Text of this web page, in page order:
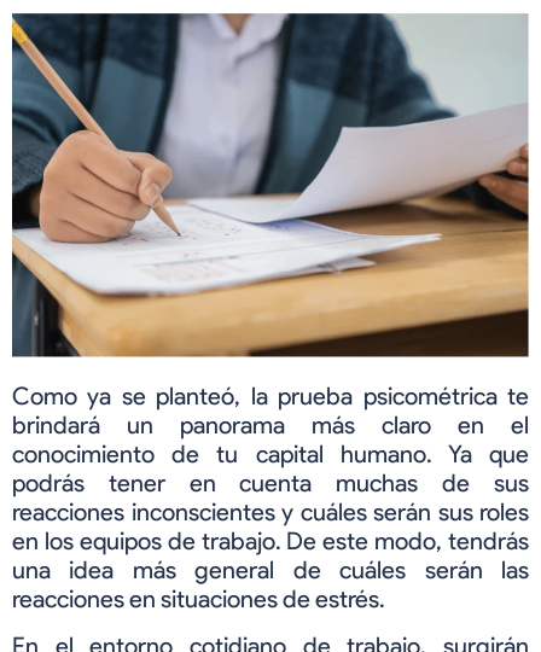
Como ya se planteó, la prueba psicométrica te
brindará un panorama más claro en el
conocimiento de tu capital humano. Ya que
podrás tener en cuenta muchas de sus
reacciones inconscientes y cuáles serán sus roles
en los equipos de trabajo. De este modo, tendrás
una idea más general de cuáles serán las
reacciones en situaciones de estrés.
En el entorno cotidiano de trabajo, surgirán